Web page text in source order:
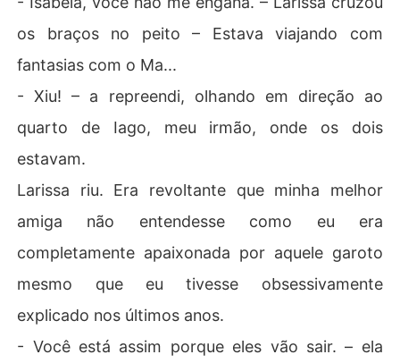
os braços no peito – Estava viajando com
fantasias com o Ma...
- Xiu! – a repreendi, olhando em direção ao
quarto de Iago, meu irmão, onde os dois
estavam.
Larissa riu. Era revoltante que minha melhor
amiga não entendesse como eu era
completamente apaixonada por aquele garoto
mesmo que eu tivesse obsessivamente
explicado nos últimos anos.
- Você está assim porque eles vão sair. – ela